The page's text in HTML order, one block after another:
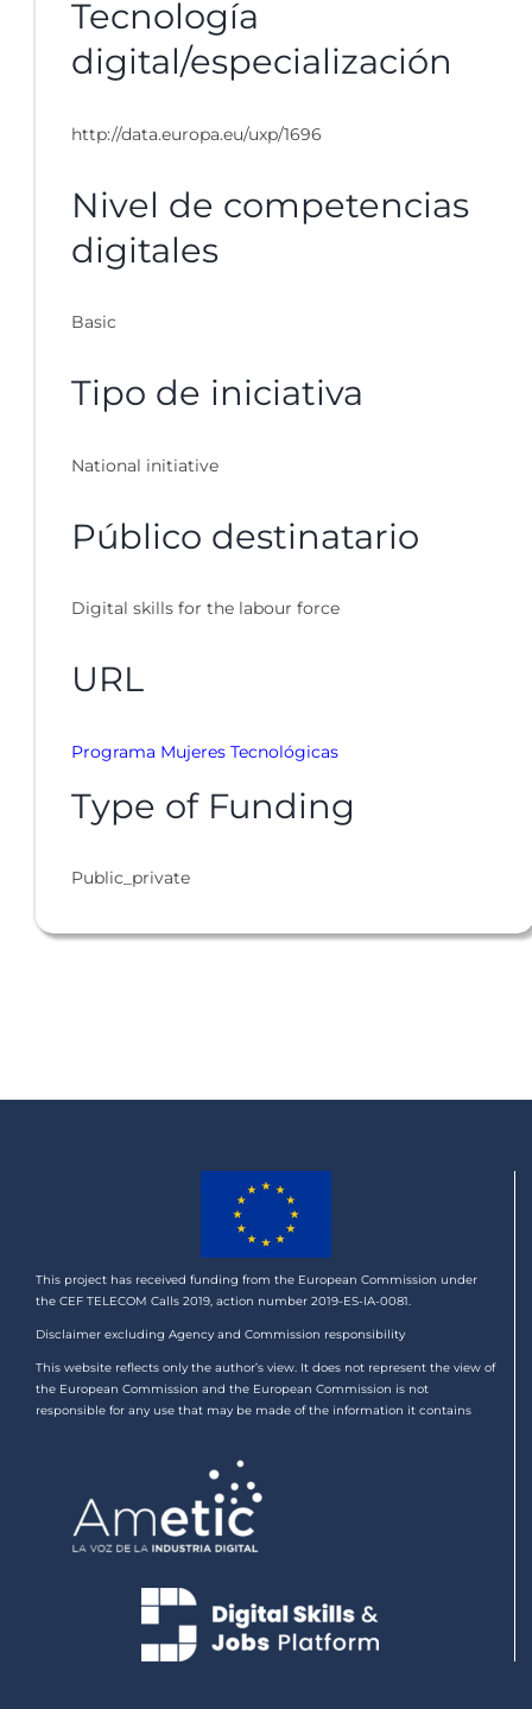
Tecnología
digital/especialización
http://data.europa.eu/uxp/1696
Nivel de competencias
digitales
Basic
Tipo de iniciativa
National initiative
Público destinatario
Digital skills for the labour force
URL
Programa Mujeres Tecnológicas
Type of Funding
Public_private
This project has received funding from the European Commission under
the CEF TELECOM Calls 2019, action number 2019-ES-IA-0081.
Disclaimer excluding Agency and Commission responsibility
This website reflects only the author’s view. It does not represent the view of
the European Commission and the European Commission is not
responsible for any use that may be made of the information it contains